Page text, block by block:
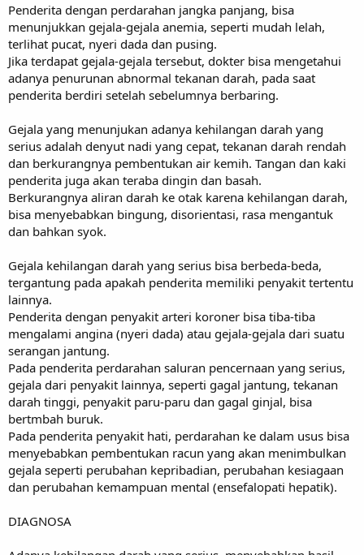
Penderita dengan perdarahan jangka panjang, bisa
menunjukkan gejala-gejala anemia, seperti mudah lelah,
terlihat pucat, nyeri dada dan pusing.
Jika terdapat gejala-gejala tersebut, dokter bisa mengetahui
adanya penurunan abnormal tekanan darah, pada saat
penderita berdiri setelah sebelumnya berbaring.
Gejala yang menunjukan adanya kehilangan darah yang
serius adalah denyut nadi yang cepat, tekanan darah rendah
dan berkurangnya pembentukan air kemih. Tangan dan kaki
penderita juga akan teraba dingin dan basah.
Berkurangnya aliran darah ke otak karena kehilangan darah,
bisa menyebabkan bingung, disorientasi, rasa mengantuk
dan bahkan syok.
Gejala kehilangan darah yang serius bisa berbeda-beda,
tergantung pada apakah penderita memiliki penyakit tertentu
lainnya.
Penderita dengan penyakit arteri koroner bisa tiba-tiba
mengalami angina (nyeri dada) atau gejala-gejala dari suatu
serangan jantung.
Pada penderita perdarahan saluran pencernaan yang serius,
gejala dari penyakit lainnya, seperti gagal jantung, tekanan
darah tinggi, penyakit paru-paru dan gagal ginjal, bisa
bertmbah buruk.
Pada penderita penyakit hati, perdarahan ke dalam usus bisa
menyebabkan pembentukan racun yang akan menimbulkan
gejala seperti perubahan kepribadian, perubahan kesiagaan
dan perubahan kemampuan mental (ensefalopati hepatik).
DIAGNOSA